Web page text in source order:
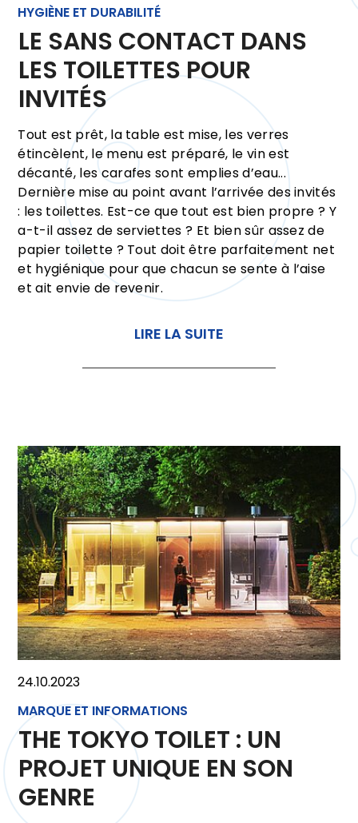
HYGIÈNE ET DURABILITÉ
LE SANS CONTACT DANS
LES TOILETTES POUR
INVITÉS
Tout est prêt, la table est mise, les verres
étincèlent, le menu est préparé, le vin est
décanté, les carafes sont emplies d’eau...
Dernière mise au point avant l’arrivée des invités
: les toilettes. Est-ce que tout est bien propre ? Y
a-t-il assez de serviettes ? Et bien sûr assez de
papier toilette ? Tout doit être parfaitement net
et hygiénique pour que chacun se sente à l’aise
et ait envie de revenir.
LIRE LA SUITE
MARQUE ET INFORMATIONS
24.10.2023
THE TOKYO TOILET : UN
PROJET UNIQUE EN SON
GENRE